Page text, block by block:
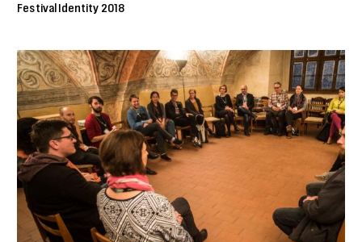
Festival Identity 2018